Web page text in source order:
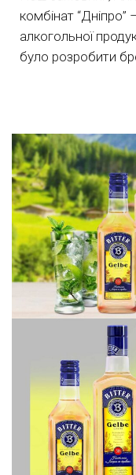
комбінат
алкогольної
було розробити